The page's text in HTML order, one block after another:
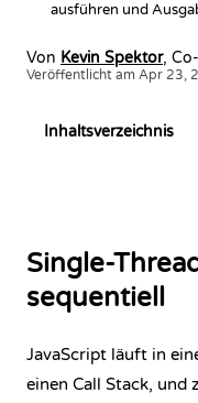
ausführen und
Von Kevin Spektor,
Veröffentlicht am Apr 23,
Single-
sequentiell
JavaScript läuft in
einen Call Stack, und
Inhaltsverzeichnis